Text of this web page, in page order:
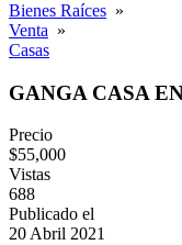
Bienes Raíces »
Venta »
Casas
GANGA CASA
Precio
$55,000
Vistas
688
Publicado el
20 Abril 2021